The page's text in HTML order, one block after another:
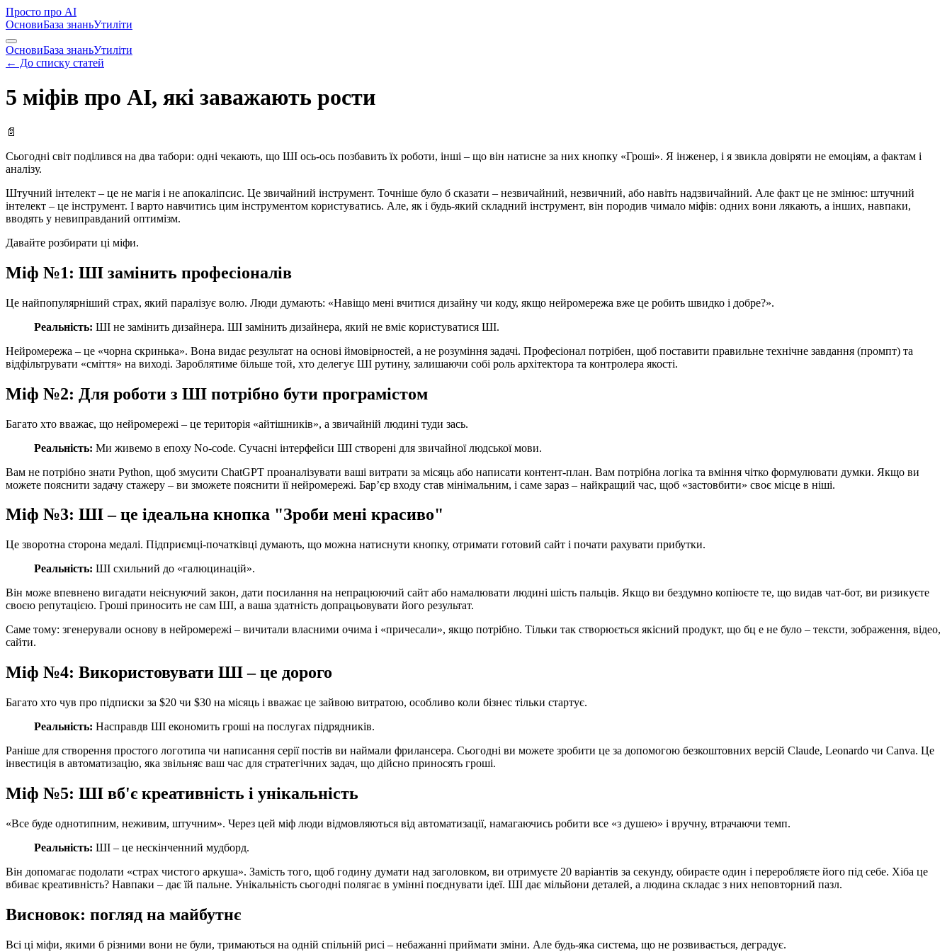
Просто про AI
ОсновиБаза знаньУтиліти
ОсновиБаза знаньУтиліти
← До списку статей
5 міфів про AI, які заважають рости
📄
Сьогодні світ поділився на два табори: одні чекають, що ШІ ось-ось позбавить їх роботи, інші – що він натисне за них кнопку «Гроші». Я інженер, і я звикла довіряти не емоціям, а фактам і
аналізу.
Штучний інтелект – це не магія і не апокаліпсис. Це звичайний інструмент. Точніше було б сказати – незвичайний, незвичний, або навіть надзвичайний. Але факт це не змінює: штучний
інтелект – це інструмент. І варто навчитись цим інструментом користуватись. Але, як і будь-який складний інструмент, він породив чимало міфів: одних вони лякають, а інших, навпаки,
вводять у невиправданий оптимізм.
Давайте розбирати ці міфи.
Міф №1: ШІ замінить професіоналів
Це найпопулярніший страх, який паралізує волю. Люди думають: «Навіщо мені вчитися дизайну чи коду, якщо нейромережа вже це робить швидко і добре?».
Реальність: ШІ не замінить дизайнера. ШІ замінить дизайнера, який не вміє користуватися ШІ.
Нейромережа – це «чорна скринька». Вона видає результат на основі ймовірностей, а не розуміння задачі. Професіонал потрібен, щоб поставити правильне технічне завдання (промпт) та
відфільтрувати «сміття» на виході. Зароблятиме більше той, хто делегує ШІ рутину, залишаючи собі роль архітектора та контролера якості.
Міф №2: Для роботи з ШІ потрібно бути програмістом
Багато хто вважає, що нейромережі – це територія «айтішників», а звичайній людині туди зась.
Реальність: Ми живемо в епоху No-code. Сучасні інтерфейси ШІ створені для звичайної людської мови.
Вам не потрібно знати Python, щоб змусити ChatGPT проаналізувати ваші витрати за місяць або написати контент-план. Вам потрібна логіка та вміння чітко формулювати думки. Якщо ви
можете пояснити задачу стажеру – ви зможете пояснити її нейромережі. Бар’єр входу став мінімальним, і саме зараз – найкращий час, щоб «застовбити» своє місце в ніші.
Міф №3: ШІ – це ідеальна кнопка "Зроби мені красиво"
Це зворотна сторона медалі. Підприємці-початківці думають, що можна натиснути кнопку, отримати готовий сайт і почати рахувати прибутки.
Реальність: ШІ схильний до «галюцинацій».
Він може впевнено вигадати неіснуючий закон, дати посилання на непрацюючий сайт або намалювати людині шість пальців. Якщо ви бездумно копіюєте те, що видав чат-бот, ви ризикуєте
своєю репутацією. Гроші приносить не сам ШІ, а ваша здатність допрацьовувати його результат.
Саме тому: згенерували основу в нейромережі – вичитали власними очима і «причесали», якщо потрібно. Тільки так створюється якісний продукт, що бц е не було – тексти, зображення, відео,
сайти.
Міф №4: Використовувати ШІ – це дорого
Багато хто чув про підписки за $20 чи $30 на місяць і вважає це зайвою витратою, особливо коли бізнес тільки стартує.
Реальність: Насправдв ШІ економить гроші на послугах підрядників.
Раніше для створення простого логотипа чи написання серії постів ви наймали фрилансера. Сьогодні ви можете зробити це за допомогою безкоштовних версій Claude, Leonardo чи Canva. Це
інвестиція в автоматизацію, яка звільняє ваш час для стратегічних задач, що дійсно приносять гроші.
Міф №5: ШІ вб'є креативність і унікальність
«Все буде однотипним, неживим, штучним». Через цей міф люди відмовляються від автоматизації, намагаючись робити все «з душею» і вручну, втрачаючи темп.
Реальність: ШІ – це нескінченний мудборд.
Він допомагає подолати «страх чистого аркуша». Замість того, щоб годину думати над заголовком, ви отримуєте 20 варіантів за секунду, обираєте один і переробляєте його під себе. Хіба це
вбиває креативність? Навпаки – дає їй пальне. Унікальність сьогодні полягає в умінні поєднувати ідеї. ШІ дає мільйони деталей, а людина складає з них неповторний пазл.
Висновок: погляд на майбутнє
Всі ці міфи, якими б різними вони не були, тримаються на одній спільній рисі – небажанні приймати зміни. Але будь-яка система, що не розвивається, деградує.